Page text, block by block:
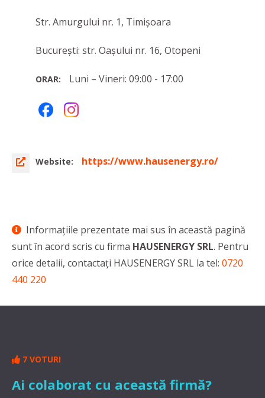
Str. Amurgului nr. 1, Timișoara
București: str. Oașului nr. 16, Otopeni
ORAR: Luni – Vineri: 09:00 - 17:00
Website: https://www.hausenergy.ro/
Informaţiile prezentate mai sus în această pagină
sunt în acord scris cu firma HAUSENERGY SRL. Pentru
orice detalii, contactaţi HAUSENERGY SRL la tel: 0720
440 220
7 VOTURI
Ai colaborat cu această firmă?